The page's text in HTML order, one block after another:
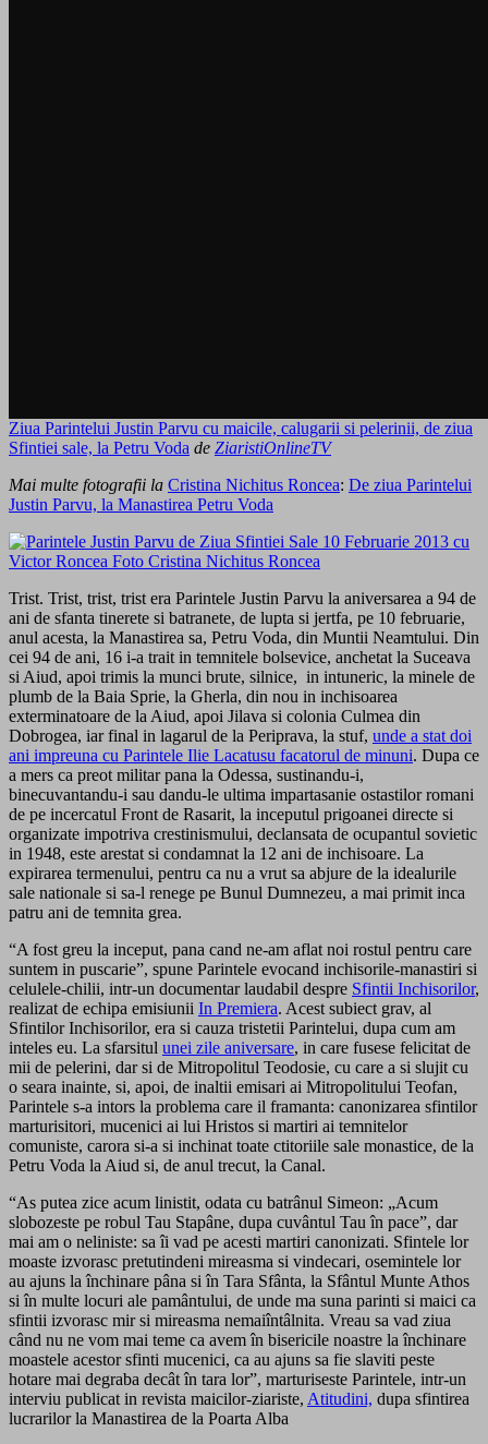
Ziua Parintelui Justin Parvu cu maicile, calugarii si pelerinii, de ziua
Sfintiei sale, la Petru Voda de ZiaristiOnlineTV
Mai multe fotografii la Cristina Nichitus Roncea: De ziua Parintelui
Justin Parvu, la Manastirea Petru Voda
Trist. Trist, trist, trist era Parintele Justin Parvu la aniversarea a 94 de
ani de sfanta tinerete si batranete, de lupta si jertfa, pe 10 februarie,
anul acesta, la Manastirea sa, Petru Voda, din Muntii Neamtului. Din
cei 94 de ani, 16 i-a trait in temnitele bolsevice, anchetat la Suceava
si Aiud, apoi trimis la munci brute, silnice, in intuneric, la minele de
plumb de la Baia Sprie, la Gherla, din nou in inchisoarea
exterminatoare de la Aiud, apoi Jilava si colonia Culmea din
Dobrogea, iar final in lagarul de la Periprava, la stuf, unde a stat doi
ani impreuna cu Parintele Ilie Lacatusu facatorul de minuni. Dupa ce
a mers ca preot militar pana la Odessa, sustinandu-i,
binecuvantandu-i sau dandu-le ultima impartasanie ostastilor romani
de pe incercatul Front de Rasarit, la inceputul prigoanei directe si
organizate impotriva crestinismului, declansata de ocupantul sovietic
in 1948, este arestat si condamnat la 12 ani de inchisoare. La
expirarea termenului, pentru ca nu a vrut sa abjure de la idealurile
sale nationale si sa-l renege pe Bunul Dumnezeu, a mai primit inca
patru ani de temnita grea.
“A fost greu la inceput, pana cand ne-am aflat noi rostul pentru care
suntem in puscarie”, spune Parintele evocand inchisorile-manastiri si
celulele-chilii, intr-un documentar laudabil despre Sfintii Inchisorilor,
realizat de echipa emisiunii In Premiera. Acest subiect grav, al
Sfintilor Inchisorilor, era si cauza tristetii Parintelui, dupa cum am
inteles eu. La sfarsitul unei zile aniversare, in care fusese felicitat de
mii de pelerini, dar si de Mitropolitul Teodosie, cu care a si slujit cu
o seara inainte, si, apoi, de inaltii emisari ai Mitropolitului Teofan,
Parintele s-a intors la problema care il framanta: canonizarea sfintilor
marturisitori, mucenici ai lui Hristos si martiri ai temnitelor
comuniste, carora si-a si inchinat toate ctitoriile sale monastice, de la
Petru Voda la Aiud si, de anul trecut, la Canal.
“As putea zice acum linistit, odata cu batrânul Simeon: „Acum
slobozeste pe robul Tau Stapâne, dupa cuvântul Tau în pace”, dar
mai am o neliniste: sa îi vad pe acesti martiri canonizati. Sfintele lor
moaste izvorasc pretutindeni mireasma si vindecari, osemintele lor
au ajuns la închinare pâna si în Tara Sfânta, la Sfântul Munte Athos
si în multe locuri ale pamântului, de unde ma suna parinti si maici ca
sfintii izvorasc mir si mireasma nemaiîntâlnita. Vreau sa vad ziua
când nu ne vom mai teme ca avem în bisericile noastre la închinare
moastele acestor sfinti mucenici, ca au ajuns sa fie slaviti peste
hotare mai degraba decât în tara lor”, marturiseste Parintele, intr-un
interviu publicat in revista maicilor-ziariste, Atitudini, dupa sfintirea
lucrarilor la Manastirea de la Poarta Alba